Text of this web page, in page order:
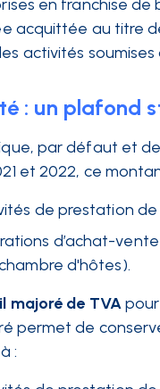
en franchise de
acquittée au titre
activités
: un plafond
par défaut et
et 2022, ce
de prestation de
d’achat-
d'hôtes).
majoré de TVA
permet de
: